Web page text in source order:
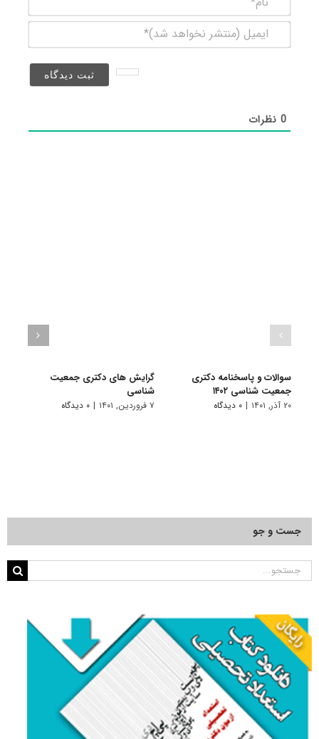
(منتشر
0نظرات
سوالات و پاسخنامه دکتری
جمعیت‌ شناسی ۱۴۰۲
۲۰ آذر, ۱۴۰۱ | ۰ دیدگاه
گرایش های دکتری جمعیت
شناسی
۷ فروردین, ۱۴۰۱ | ۰ دیدگاه
جست و جو
جستجو